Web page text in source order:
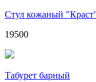
Стул кожаный
19500
Табурет барный